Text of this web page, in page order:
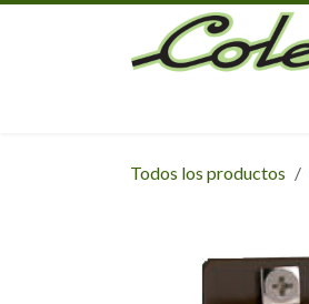
Ir al contenido
Todos los productos